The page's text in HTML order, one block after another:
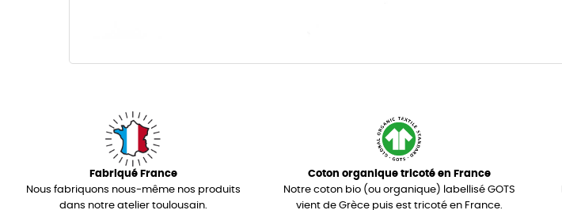
Fabriqué France
Nous fabriquons nous-même nos produits
dans notre atelier toulousain.
Coton organique tricoté en France
Notre coton bio (ou organique) labellisé GOTS
vient de Grèce puis est tricoté en France.